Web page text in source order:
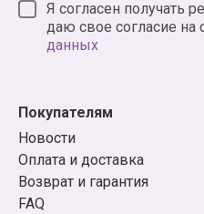
Я согласен получать
даю свое согласие на
данных
Покупателям
Новости
Оплата и доставка
Возврат и гарантия
FAQ